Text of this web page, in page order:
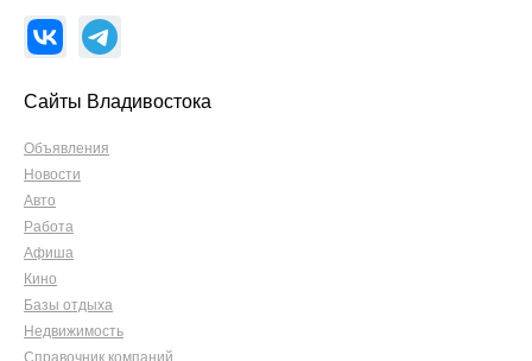
Сайты Владивостока
Объявления
Новости
Авто
Работа
Афиша
Кино
Базы отдыха
Недвижимость